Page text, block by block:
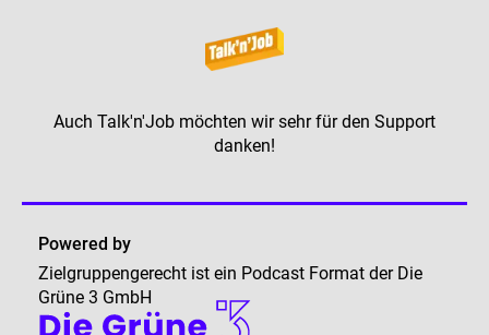
Auch Talk'n'Job möchten wir sehr für den Support
danken!
Powered by
Zielgruppengerecht ist ein Podcast Format der Die
Grüne 3 GmbH